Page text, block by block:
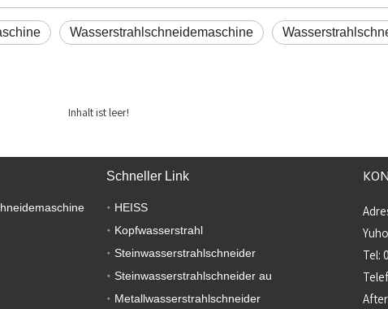
Wasserstrahlschneidemaschine
Inhalt ist leer!
Schneller Link
HEISS
Kopfwasserstrahl
Steinwasserstrahlschneider
Steinwasserstrahlschneider au
Metallwasserstrahlschneider
Tel: